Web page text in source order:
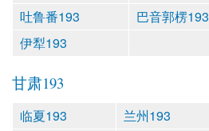
吐鲁番193
巴音郭楞193
伊犁193
甘肃193
临夏193 兰州193